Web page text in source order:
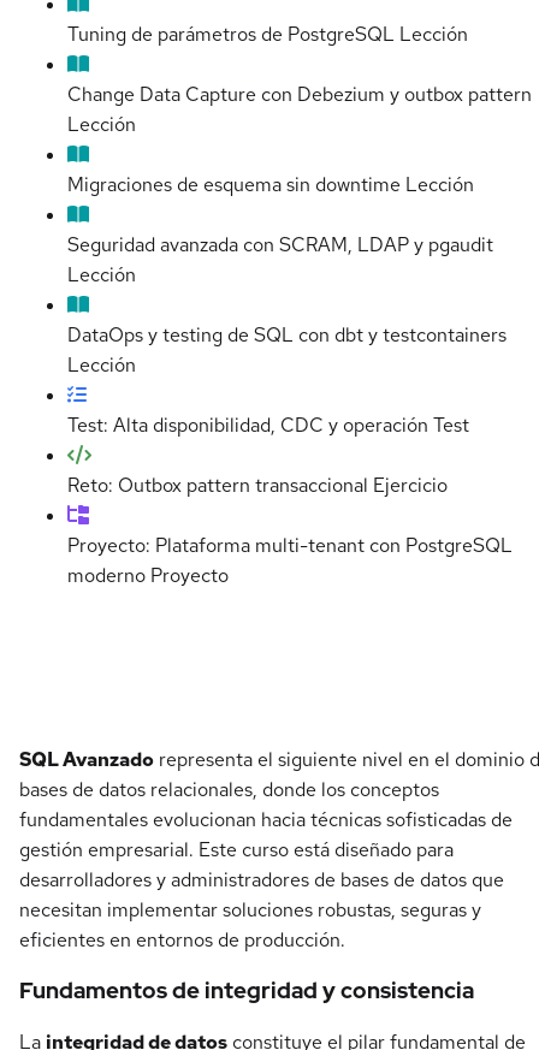
Tuning de parámetros de PostgreSQL Lección
Change Data Capture con Debezium y outbox pattern
Lección
Migraciones de esquema sin downtime Lección
Seguridad avanzada con SCRAM, LDAP y pgaudit
Lección
DataOps y testing de SQL con dbt y testcontainers
Lección
Test: Alta disponibilidad, CDC y operación Test
Reto: Outbox pattern transaccional Ejercicio
Proyecto: Plataforma multi-tenant con PostgreSQL
moderno Proyecto
Detalles del curso
SQL Avanzado representa el siguiente nivel en el dominio
bases de datos relacionales, donde los conceptos
fundamentales evolucionan hacia técnicas sofisticadas de
gestión empresarial. Este curso está diseñado para
desarrolladores y administradores de bases de datos que
necesitan implementar soluciones robustas, seguras y
eficientes en entornos de producción.
Fundamentos de integridad y consistencia
La integridad de datos constituye el pilar fundamental de